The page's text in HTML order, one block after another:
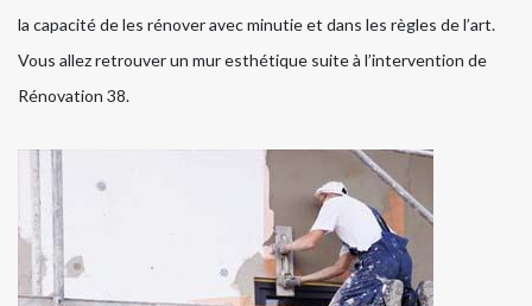
la capacité de les rénover avec minutie et dans les règles de l’art.
Vous allez retrouver un mur esthétique suite à l’intervention de
Rénovation 38.